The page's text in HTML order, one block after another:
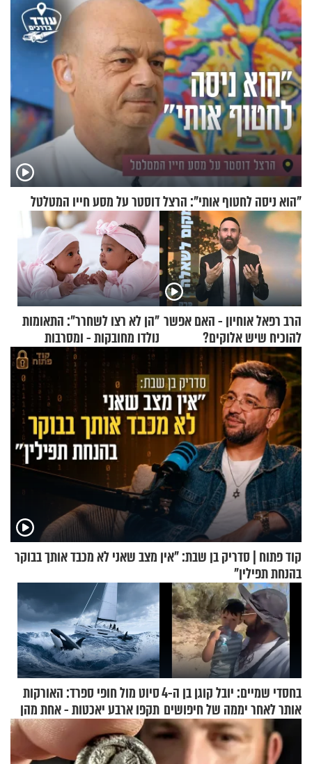
"הוא ניסה לחטוף אותי": הרצל דוסטר על מסע חייו המטלטל
הרב רפאל אוחיון - האם אפשר
להוכיח שיש אלוקים?
"הן לא רצו לשחרר": התאומות
נולדו מחובקות - ומסרבות
להיפרד
קוד פתוח | סדריק בן שבת: "אין מצב שאני לא מכבד אותך בבוקר
בהנחת תפילין"
בחסדי שמיים: יובל קוגן בן ה-4
אותר לאחר יממה של חיפושים
סיוט מול חופי ספרד: האורקות
תקפו ארבע יאכטות - אחת מהן
טבעה